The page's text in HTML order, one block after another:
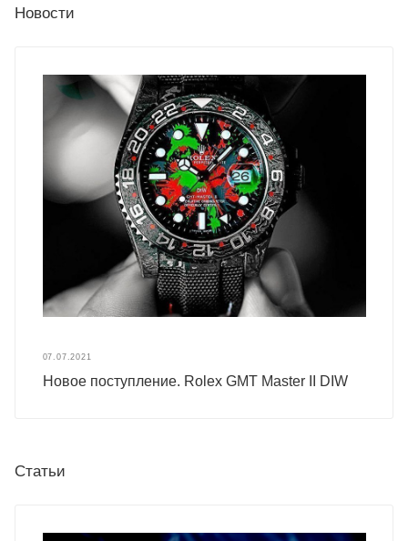
Новости
07.07.2021
Новое поступление. Rolex GMT Master II DIW
Статьи